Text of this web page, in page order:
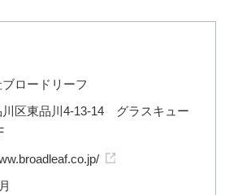
ロードリーフ
川区東品川4-13-14 グラスキュー